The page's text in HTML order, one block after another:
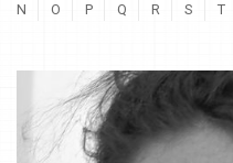
N
O P Q R S T